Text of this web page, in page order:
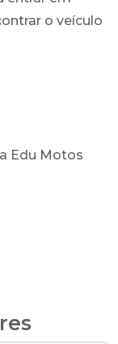
o veículo
Edu Motos